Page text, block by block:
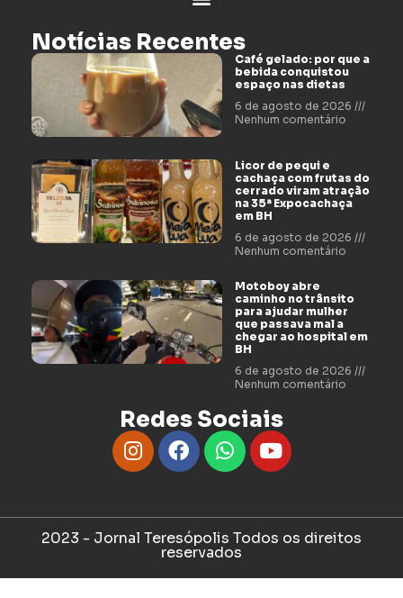
Notícias Recentes
Café gelado: por que a
bebida conquistou
espaço nas dietas
6 de agosto de 2026
Nenhum comentário
Licor de pequi e
cachaça com frutas do
cerrado viram atração
na 35ª Expocachaça
em BH
6 de agosto de 2026
Nenhum comentário
Motoboy abre
caminho no trânsito
para ajudar mulher
que passava mal a
chegar ao hospital em
BH
6 de agosto de 2026
Nenhum comentário
Redes Sociais
2023 - Jornal Teresópolis Todos os direitos
reservados